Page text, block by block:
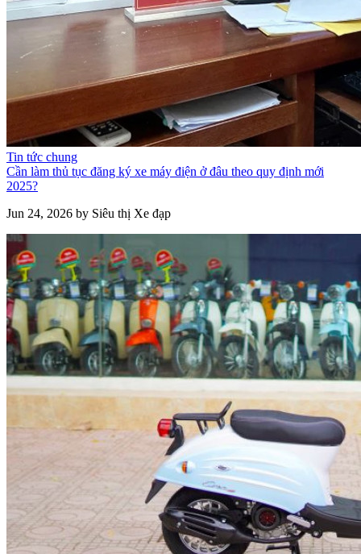
Tin tức chung
Cần làm thủ tục đăng ký xe máy điện ở đâu theo quy định mới
2025?
Jun 24, 2026 by Siêu thị Xe đạp